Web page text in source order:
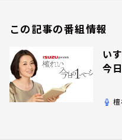
この記事の番組情報
い
今